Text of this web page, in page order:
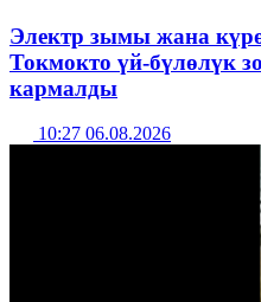
Электр зымы жана
Токмокто үй-бүлөлүк
кармалды
10:27 06.08.2026